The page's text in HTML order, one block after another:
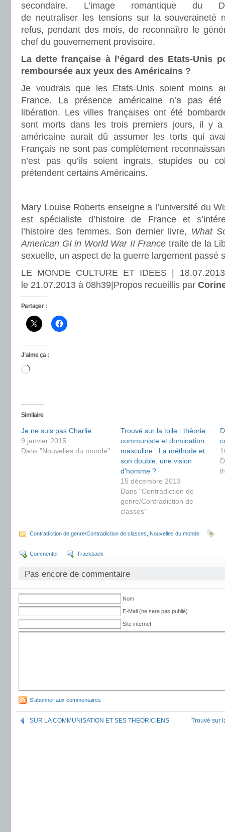
secondaire. L’image romantique du
de neutraliser les tensions sur la souveraineté
refus, pendant des mois, de reconnaître le
chef du gouvernement provisoire.
La dette française à l’égard des Etats-Unis
remboursée aux yeux des Américains ?
Je voudrais que les Etats-Unis soient moins
France. La présence américaine n’a pas été
libération. Les villes françaises ont été
sont morts dans les trois premiers jours, il y
américaine aurait dû assumer les torts qui
Français ne sont pas complètement
n’est pas qu’ils soient ingrats, stupides ou
prétendent certains Américains.
Mary Louise Roberts enseigne a l’université du
est spécialiste d’histoire de France et
l’histoire des femmes. Son dernier livre, What
American GI in World War II France traite de la
sexuelle, un aspect de la guerre largement passé
LE MONDE CULTURE ET IDEES |
le 21.07.2013 à 08h39|Propos recueillis par
Partager :
J’aime ça :
Chargement…
Similaire
Je ne suis pas Charlie
9 janvier 2015
Dans "Nouvelles du monde"
Trouvé sur la toile : théorie
communiste et domination
masculine : La méthode et
son double, une vision
d’homme ?
15 décembre 2013
Dans "Contradiction de
genre/Contradiction de
classes"
Contradiction de genre/Contradiction de classes Nouvelles du monde
Commenter Trackback
Pas encore de commentaire
Nom
E-Mail (ne sera pas publié)
Site internet
S'abonner aux commentaires
SUR LA COMMUNISATION ET SES THEORICIENS Trouvé sur